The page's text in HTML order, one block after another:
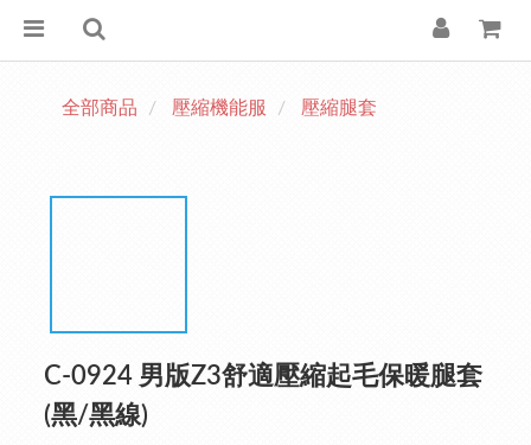
全部商品 壓縮機能服 壓縮腿套
C-0924 男版Z3舒適壓縮起毛保暖腿套
(黑/黑線)